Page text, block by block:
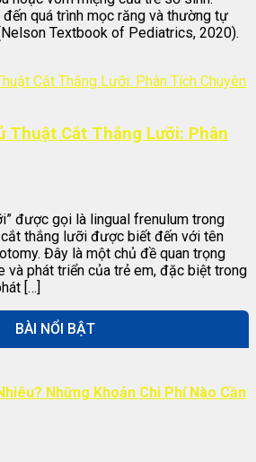
đến quá trình mọc răng và thường tự
Textbook of Pediatrics, 2020).
Thuật Cắt Thắng Lưỡi: Phân
được gọi là lingual frenulum trong
thắng lưỡi được biết đến với tên
Đây là một chủ đề quan trọng
và phát triển của trẻ em, đặc biệt trong
[…]
BÀI NỔI BẬT
Những Khoản Chi Phí Nào Cần